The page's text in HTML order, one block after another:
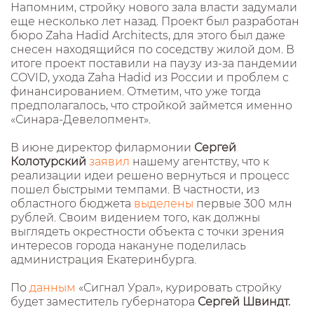
Напомним, стройку нового зала власти задумали
еще несколько лет назад. Проект был разработан
бюро Zaha Hadid Architects, для этого был даже
снесен находящийся по соседству жилой дом. В
итоге проект поставили на паузу из-за пандемии
COVID, ухода Zaha Hadid из России и проблем с
финансированием. Отметим, что уже тогда
предполагалось, что стройкой займется именно
«Синара-Девелопмент».
В июне директор филармонии Сергей
Колотурский заявил нашему агентству, что к
реализации идеи решено вернуться и процесс
пошел быстрыми темпами. В частности, из
областного бюджета выделены первые 300 млн
рублей. Своим видением того, как должны
выглядеть окрестности объекта с точки зрения
интересов города накануне поделилась
администрация Екатеринбурга.
По данным «Сигнал Урал», курировать стройку
будет заместитель губернатора Сергей Швиндт.